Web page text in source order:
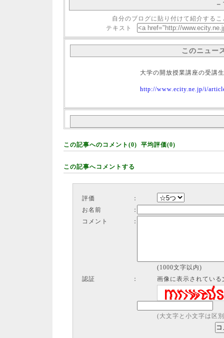
自分のブログに貼り付けて紹介する
テキスト
このニュー
大学の開放授業講座の受講
http://www.ecity.ne.jp/i/
この記事へのコメント(0) 平均評価(0)
この記事へコメントする
評価
：
お名前
：
コメント
：
(1000文字以内)
認証
： 画像に表示されてい
(大文字と小文字は区